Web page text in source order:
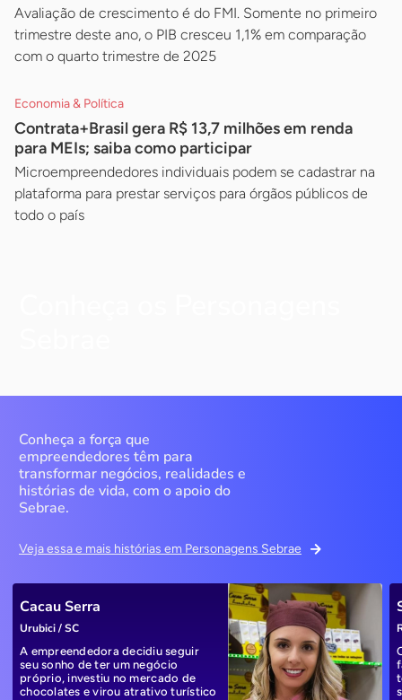
Avaliação de crescimento é do FMI. Somente no primeiro
trimestre deste ano, o PIB cresceu 1,1% em comparação
com o quarto trimestre de 2025
Economia & Política
Contrata+Brasil gera R$ 13,7 milhões em renda
para MEIs; saiba como participar
Microempreendedores individuais podem se cadastrar na
plataforma para prestar serviços para órgãos públicos de
todo o país
Conheça a força que
empreendedores têm para
transformar negócios, realidades e
histórias de vida, com o apoio do
Sebrae.
Veja essa e mais histórias em Personagens Sebrae
Cacau Serra
Urubici / SC
A empreendedora decidiu seguir
seu sonho de ter um negócio
próprio, investiu no mercado de
chocolates e virou atrativo turístico